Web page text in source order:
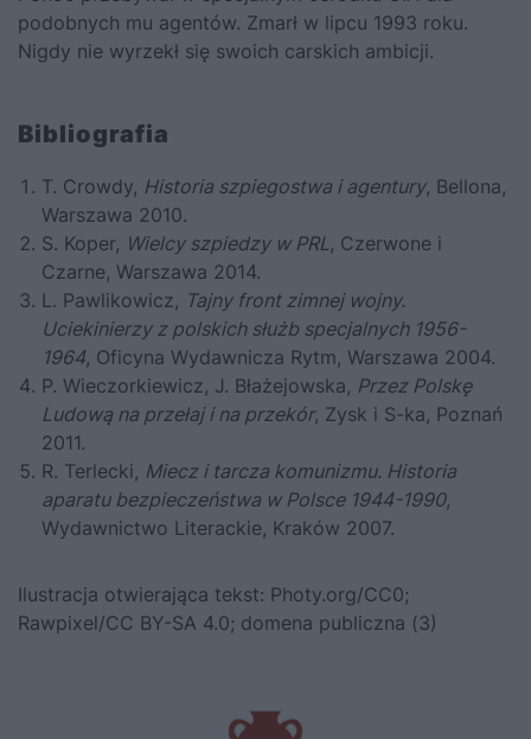
podobnych mu agentów. Zmarł w lipcu 1993 roku.
Nigdy nie wyrzekł się swoich carskich ambicji.
Bibliografia
T. Crowdy, Historia szpiegostwa i agentury, Bellona,
Warszawa 2010.
S. Koper, Wielcy szpiedzy w PRL , Czerwone i
Czarne, Warszawa 2014.
L. Pawlikowicz, Tajny front zimnej wojny.
Uciekinierzy z polskich służb specjalnych 1956-
1964, Oficyna Wydawnicza Rytm, Warszawa 2004.
P. Wieczorkiewicz, J. Błażejowska, Przez Polskę
Ludową na przełaj i na przekór, Zysk i S-ka, Poznań
2011.
R. Terlecki, Miecz i tarcza komunizmu. Historia
aparatu bezpieczeństwa w Polsce 1944-1990,
Wydawnictwo Literackie, Kraków 2007.
Ilustracja otwierająca tekst: Photy.org/CC0;
Rawpixel/CC BY-SA 4.0; domena publiczna (3)